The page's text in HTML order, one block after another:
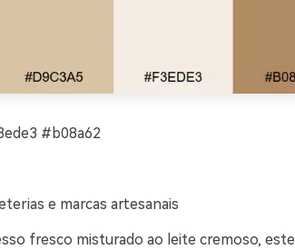
#b08a62
e marcas artesanais
fresco misturado ao leite cremoso, este